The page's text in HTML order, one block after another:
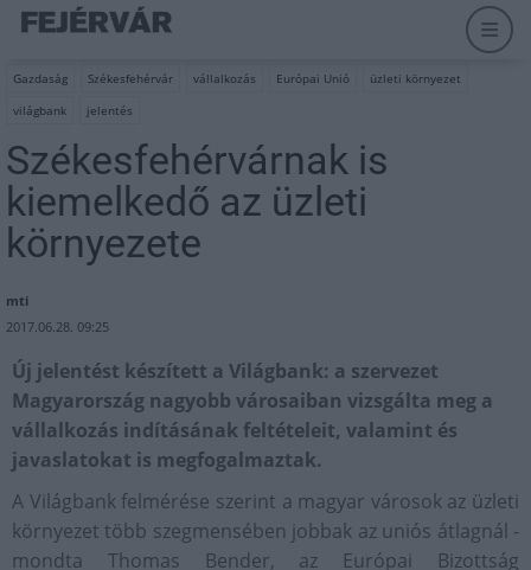
Gazdaság Székesfehérvár vállalkozás Európai Unió
üzleti környezet
világbank
jelentés
Székesfehérvárnak is
kiemelkedő az üzleti
környezete
mti
2017.06.28. 09:25
Új jelentést készített a Világbank: a szervezet
Magyarország nagyobb városaiban vizsgálta meg a
vállalkozás indításának feltételeit, valamint és
javaslatokat is megfogalmaztak.
A Világbank felmérése szerint a magyar városok az üzleti
környezet több szegmensében jobbak az uniós átlagnál -
mondta Thomas Bender, az Európai Bizottság